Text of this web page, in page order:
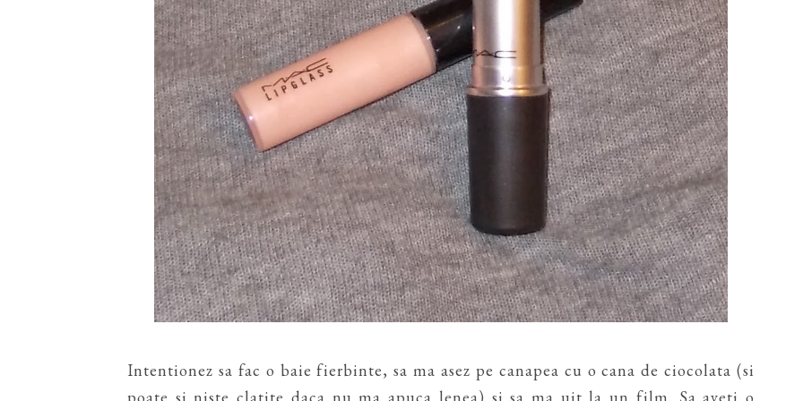
Intentionez sa fac o baie fierbinte, sa ma asez pe canapea cu o cana de ciocolata (si